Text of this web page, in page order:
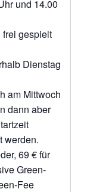
und 14.00
gespielt
Dienstag
am Mittwoch
dann aber
werden.
69 € für
Green-
Fee